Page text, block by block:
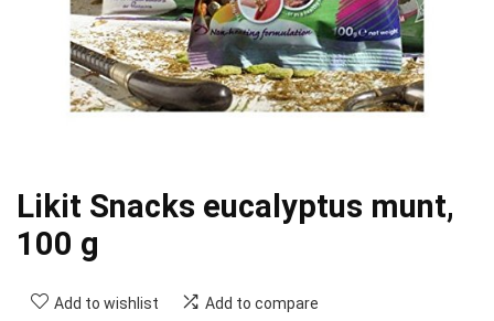
Likit Snacks eucalyptus munt,
100 g
Add to wishlist Add to compare